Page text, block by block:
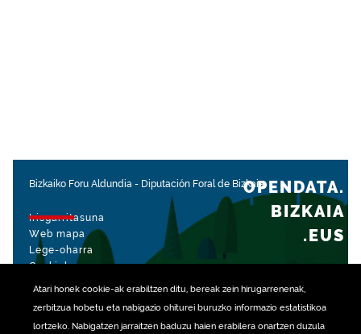
Atari honek cookie-ak erabiltzen ditu, bereak zein hirugarrenenak,
zerbitzua hobetu eta nabigazio ohiturei buruzko informazio estatistikoa
lortzeko. Nabigatzen jarraitzen baduzu haien erabilera onartzen duzula
Bizkaiko Foru Aldundia - Diputación Foral de Bizkaia
Irisgarritasuna
Web mapa
Lege-oharra
Cookiak
rekin kudeatua
OPENDATA.
BIZKAIA
.EUS